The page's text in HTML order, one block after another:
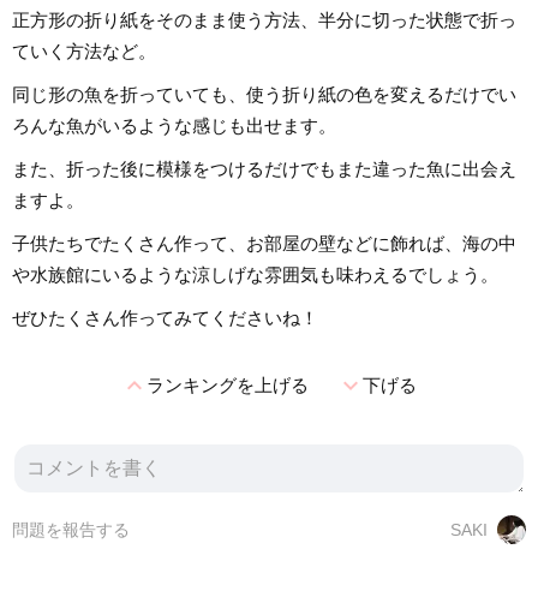
正方形の折り紙をそのまま使う方法、半分に切った状態で折っ
ていく方法など。
同じ形の魚を折っていても、使う折り紙の色を変えるだけでい
ろんな魚がいるような感じも出せます。
また、折った後に模様をつけるだけでもまた違った魚に出会え
ますよ。
子供たちでたくさん作って、お部屋の壁などに飾れば、海の中
や水族館にいるような涼しげな雰囲気も味わえるでしょう。
ぜひたくさん作ってみてくださいね！
expand_lessランキングを上げる expand_more下げる
SAKI
問題を報告する